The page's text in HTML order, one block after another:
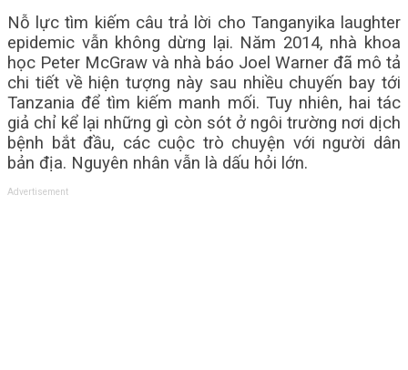
Nỗ lực tìm kiếm câu trả lời cho Tanganyika laughter
epidemic vẫn không dừng lại. Năm 2014, nhà khoa
học Peter McGraw và nhà báo Joel Warner đã mô tả
chi tiết về hiện tượng này sau nhiều chuyến bay tới
Tanzania để tìm kiếm manh mối. Tuy nhiên, hai tác
giả chỉ kể lại những gì còn sót ở ngôi trường nơi dịch
bệnh bắt đầu, các cuộc trò chuyện với người dân
bản địa. Nguyên nhân vẫn là dấu hỏi lớn.
Advertisement